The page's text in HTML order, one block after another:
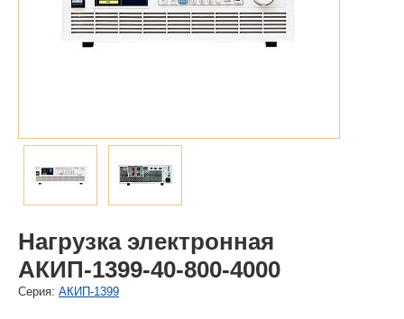
Нагрузка электронная
АКИП-1399-40-800-4000
Cерия: АКИП-1399